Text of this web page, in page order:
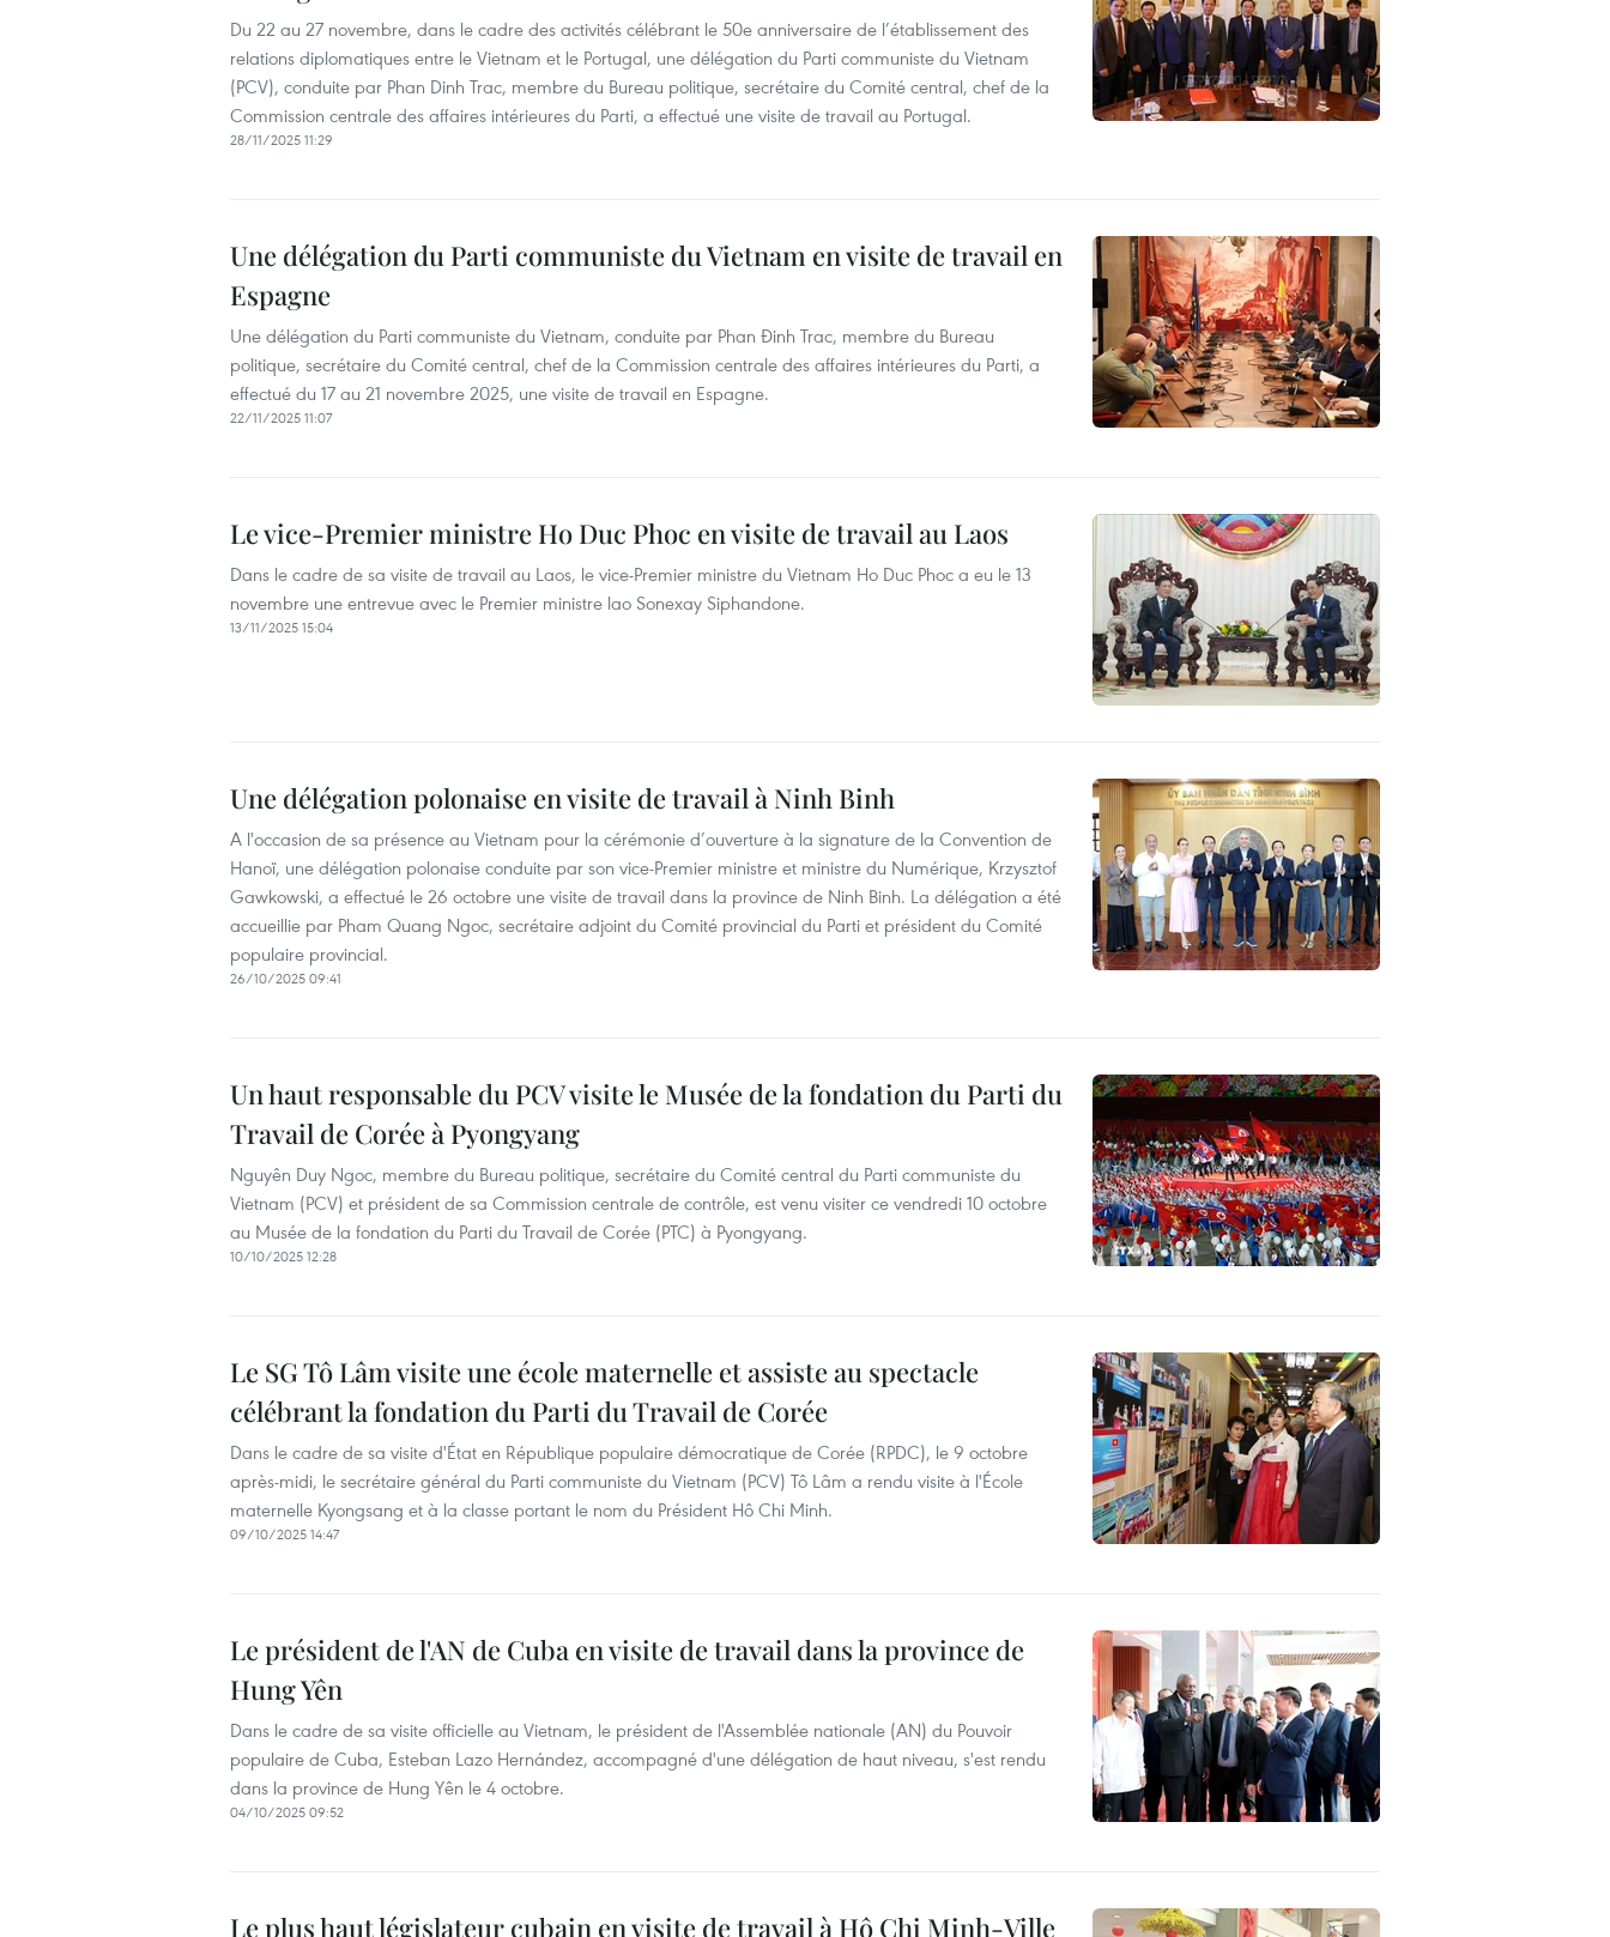
Du 22 au 27 novembre, dans le cadre des activités célébrant le 50e anniversaire de l’établissement des
relations diplomatiques entre le Vietnam et le Portugal, une délégation du Parti communiste du Vietnam
(PCV), conduite par Phan Dinh Trac, membre du Bureau politique, secrétaire du Comité central, chef de la
Commission centrale des affaires intérieures du Parti, a effectué une visite de travail au Portugal.
28/11/2025 11:29
Une délégation du Parti communiste du Vietnam en visite de travail en
Espagne
Une délégation du Parti communiste du Vietnam, conduite par Phan Đinh Trac, membre du Bureau
politique, secrétaire du Comité central, chef de la Commission centrale des affaires intérieures du Parti, a
effectué du 17 au 21 novembre 2025, une visite de travail en Espagne.
22/11/2025 11:07
Le vice-Premier ministre Ho Duc Phoc en visite de travail au Laos
Dans le cadre de sa visite de travail au Laos, le vice-Premier ministre du Vietnam Ho Duc Phoc a eu le 13
novembre une entrevue avec le Premier ministre lao Sonexay Siphandone.
13/11/2025 15:04
Une délégation polonaise en visite de travail à Ninh Binh
A l'occasion de sa présence au Vietnam pour la cérémonie d’ouverture à la signature de la Convention de
Hanoï, une délégation polonaise conduite par son vice-Premier ministre et ministre du Numérique, Krzysztof
Gawkowski, a effectué le 26 octobre une visite de travail dans la province de Ninh Binh. La délégation a été
accueillie par Pham Quang Ngoc, secrétaire adjoint du Comité provincial du Parti et président du Comité
populaire provincial.
26/10/2025 09:41
Un haut responsable du PCV visite le Musée de la fondation du Parti du
Travail de Corée à Pyongyang
Nguyên Duy Ngoc, membre du Bureau politique, secrétaire du Comité central du Parti communiste du
Vietnam (PCV) et président de sa Commission centrale de contrôle, est venu visiter ce vendredi 10 octobre
au Musée de la fondation du Parti du Travail de Corée (PTC) à Pyongyang.
10/10/2025 12:28
Le SG Tô Lâm visite une école maternelle et assiste au spectacle
célébrant la fondation du Parti du Travail de Corée
Dans le cadre de sa visite d'État en République populaire démocratique de Corée (RPDC), le 9 octobre
après-midi, le secrétaire général du Parti communiste du Vietnam (PCV) Tô Lâm a rendu visite à l'École
maternelle Kyongsang et à la classe portant le nom du Président Hô Chi Minh.
09/10/2025 14:47
Le président de l'AN de Cuba en visite de travail dans la province de
Hung Yên
Dans le cadre de sa visite officielle au Vietnam, le président de l'Assemblée nationale (AN) du Pouvoir
populaire de Cuba, Esteban Lazo Hernández, accompagné d'une délégation de haut niveau, s'est rendu
dans la province de Hung Yên le 4 octobre.
04/10/2025 09:52
Le plus haut législateur cubain en visite de travail à Hô Chi Minh-Ville